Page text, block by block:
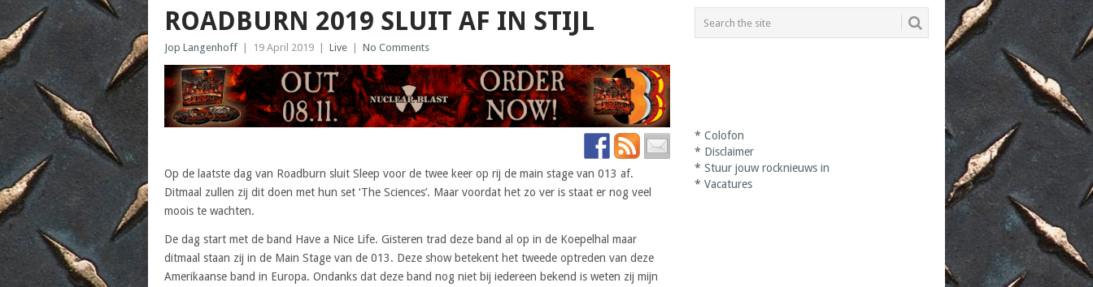
ROADBURN 2019 SLUIT AF IN STIJL
Jop Langenhoff 19 April 2019 Live No Comments
Op de laatste dag van Roadburn sluit Sleep voor de twee keer op rij de main stage van 013 af.
Ditmaal zullen zij dit doen met hun set ‘The Sciences’. Maar voordat het zo ver is staat er nog veel
moois te wachten.
De dag start met de band Have a Nice Life. Gisteren trad deze band al op in de Koepelhal maar
ditmaal staan zij in de Main Stage van de 013. Deze show betekent het tweede optreden van deze
Amerikaanse band in Europa. Ondanks dat deze band nog niet bij iedereen bekend is weten zij mijn
*Colofon
* Disclaimer
*Stuur jouw rocknieuws in
*Vacatures